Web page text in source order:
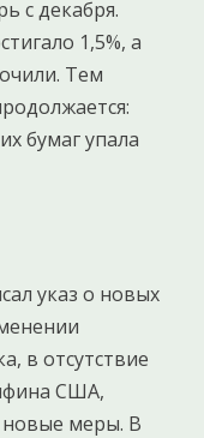
с декабря.
1,5%, а
Тем
бумаг упала
указ о новых
в отсутствие
США,
новые меры. В